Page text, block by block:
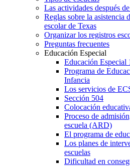
Las actividades después
Reglas sobre la asistencia
escolar de Texas
Organizar los registros
Preguntas frecuentes
Educación Especial
Educación Especial
Programa de
Infancia
Los servicios de
Sección 504
Colocación
Proceso de
escuela (ARD)
El programa de
Los planes de
escuelas
Dificultad en